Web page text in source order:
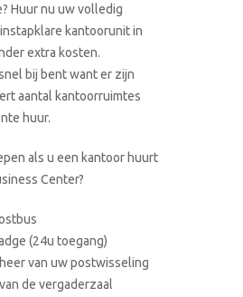
Huur nu uw volledig
kantoorunit in
extra kosten.
bij bent want er zijn
aantal kantoorruimtes
huur.
als u een kantoor huurt
Center?
(24u toegang)
van uw postwisseling
de vergaderzaal